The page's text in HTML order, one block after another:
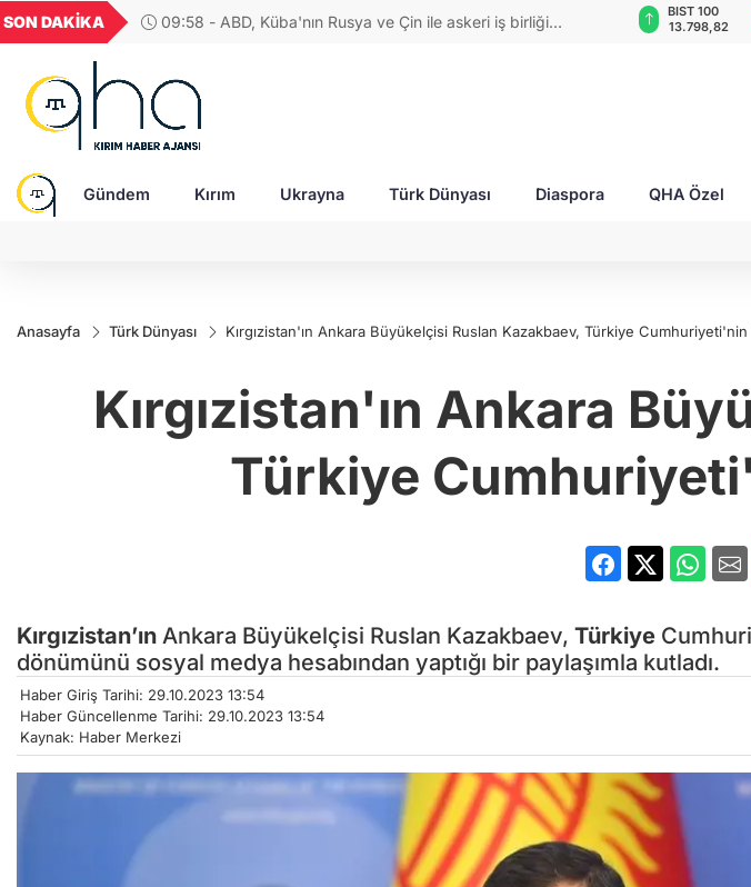
SON DAKİKA
09:58 - ABD, Küba'nın Rusya ve Çin ile askeri iş birliği
GEL
18,2408
16,2354
27,9743
0,0018
6.591,11
BIST 100
13.798,82
Gündem Kırım Ukrayna Türk Dünyası Diaspora QHA Özel
Anasayfa Türk Dünyası Kırgızistan'ın Ankara Büyükelçisi Ruslan Kazakbaev, Türkiye Cumhuriyeti'nin
Kırgızistan'ın Ankara
Türkiye
Kırgızistan’ın Ankara Büyükelçisi Ruslan Kazakbaev, Türkiye
dönümünü sosyal medya hesabından yaptığı bir paylaşımla kutladı.
Haber Giriş Tarihi: 29.10.2023 13:54
Haber Güncellenme Tarihi: 29.10.2023 13:54
Kaynak: Haber Merkezi